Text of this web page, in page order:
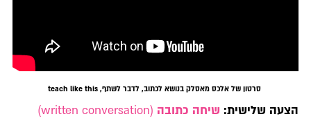
סרטון של אלכס מאסלק בנושא לכתוב, לדבר לשתף, teach like this
הצעה שלישית: שיחה כתובה (written conversation)